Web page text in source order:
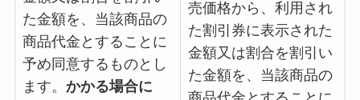
た金額を、当該商品の
商品代金とすることに
予め同意するものとし
ます。 かかる場合に
売価格から、利用され
た割引券に表示された
金額又は割合を割引い
た金額を、当該商品の